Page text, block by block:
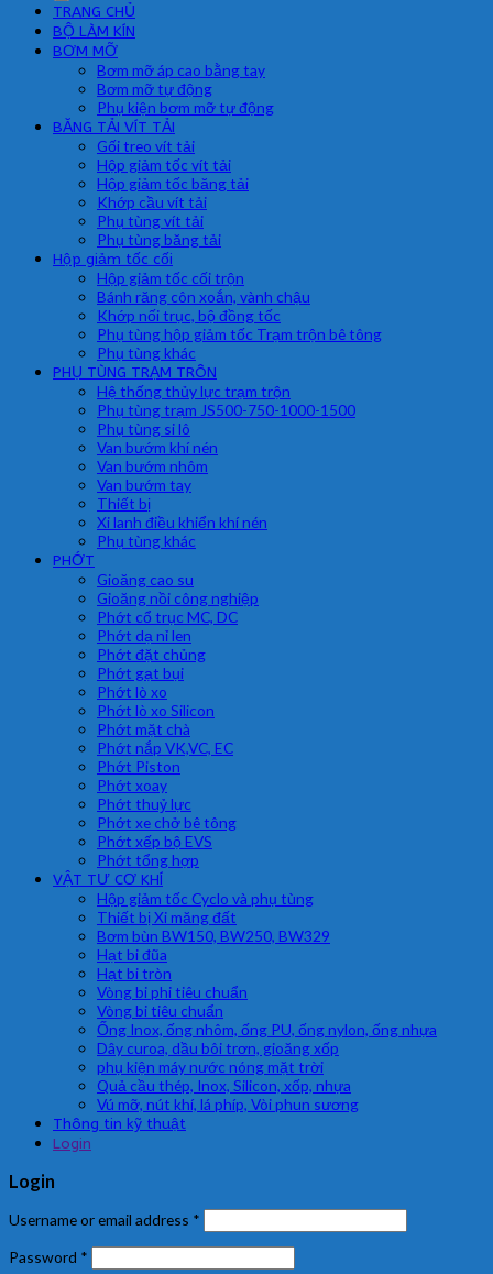
TRANG CHỦ
BỘ LÀM KÍN
BƠM MỠ
Bơm mỡ áp cao bằng tay
Bơm mỡ tự động
Phụ kiện bơm mỡ tự động
BĂNG TẢI VÍT TẢI
Gối treo vít tải
Hộp giảm tốc vít tải
Hộp giảm tốc băng tải
Khớp cầu vít tải
Phụ tùng vít tải
Phụ tùng băng tải
Hộp giảm tốc cối
Hộp giảm tốc cối trộn
Bánh răng côn xoắn, vành chậu
Khớp nối trục, bộ đồng tốc
Phụ tùng hộp giảm tốc Trạm trộn bê tông
Phụ tùng khác
PHỤ TÙNG TRẠM TRÔN
Hệ thống thủy lực trạm trộn
Phụ tùng trạm JS500-750-1000-1500
Phụ tùng si lô
Van bướm khí nén
Van bướm nhôm
Van bướm tay
Thiết bị
Xi lanh điều khiển khí nén
Phụ tùng khác
PHỚT
Gioăng cao su
Gioăng nồi công nghiệp
Phớt cổ trục MC, DC
Phớt dạ nỉ len
Phớt đặt chủng
Phớt gạt bụi
Phớt lò xo
Phớt lò xo Silicon
Phớt mặt chà
Phớt nắp VK,VC, EC
Phớt Piston
Phớt xoay
Phớt thuỷ lực
Phớt xe chở bê tông
Phớt xếp bộ EVS
Phớt tổng hợp
VẬT TƯ CƠ KHÍ
Hộp giảm tốc Cyclo và phụ tùng
Thiết bị Xi măng đất
Bơm bùn BW150, BW250, BW329
Hạt bi đũa
Hạt bi tròn
Vòng bi phi tiêu chuẩn
Vòng bi tiêu chuẩn
Ống Inox, ống nhôm, ống PU, ống nylon, ống nhựa
Dây curoa, dầu bôi trơn, gioăng xốp
phụ kiện máy nước nóng mặt trời
Quả cầu thép, Inox, Silicon, xốp, nhựa
Vú mỡ, nút khí, lá phíp, Vòi phun sương
Thông tin kỹ thuật
Login
Login
Username or email address *
Password *